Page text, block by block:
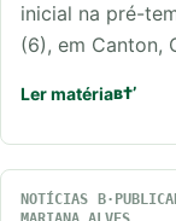
inicial na pré-
(6), em Canton,
Ler matéria
NOTÍCIAS